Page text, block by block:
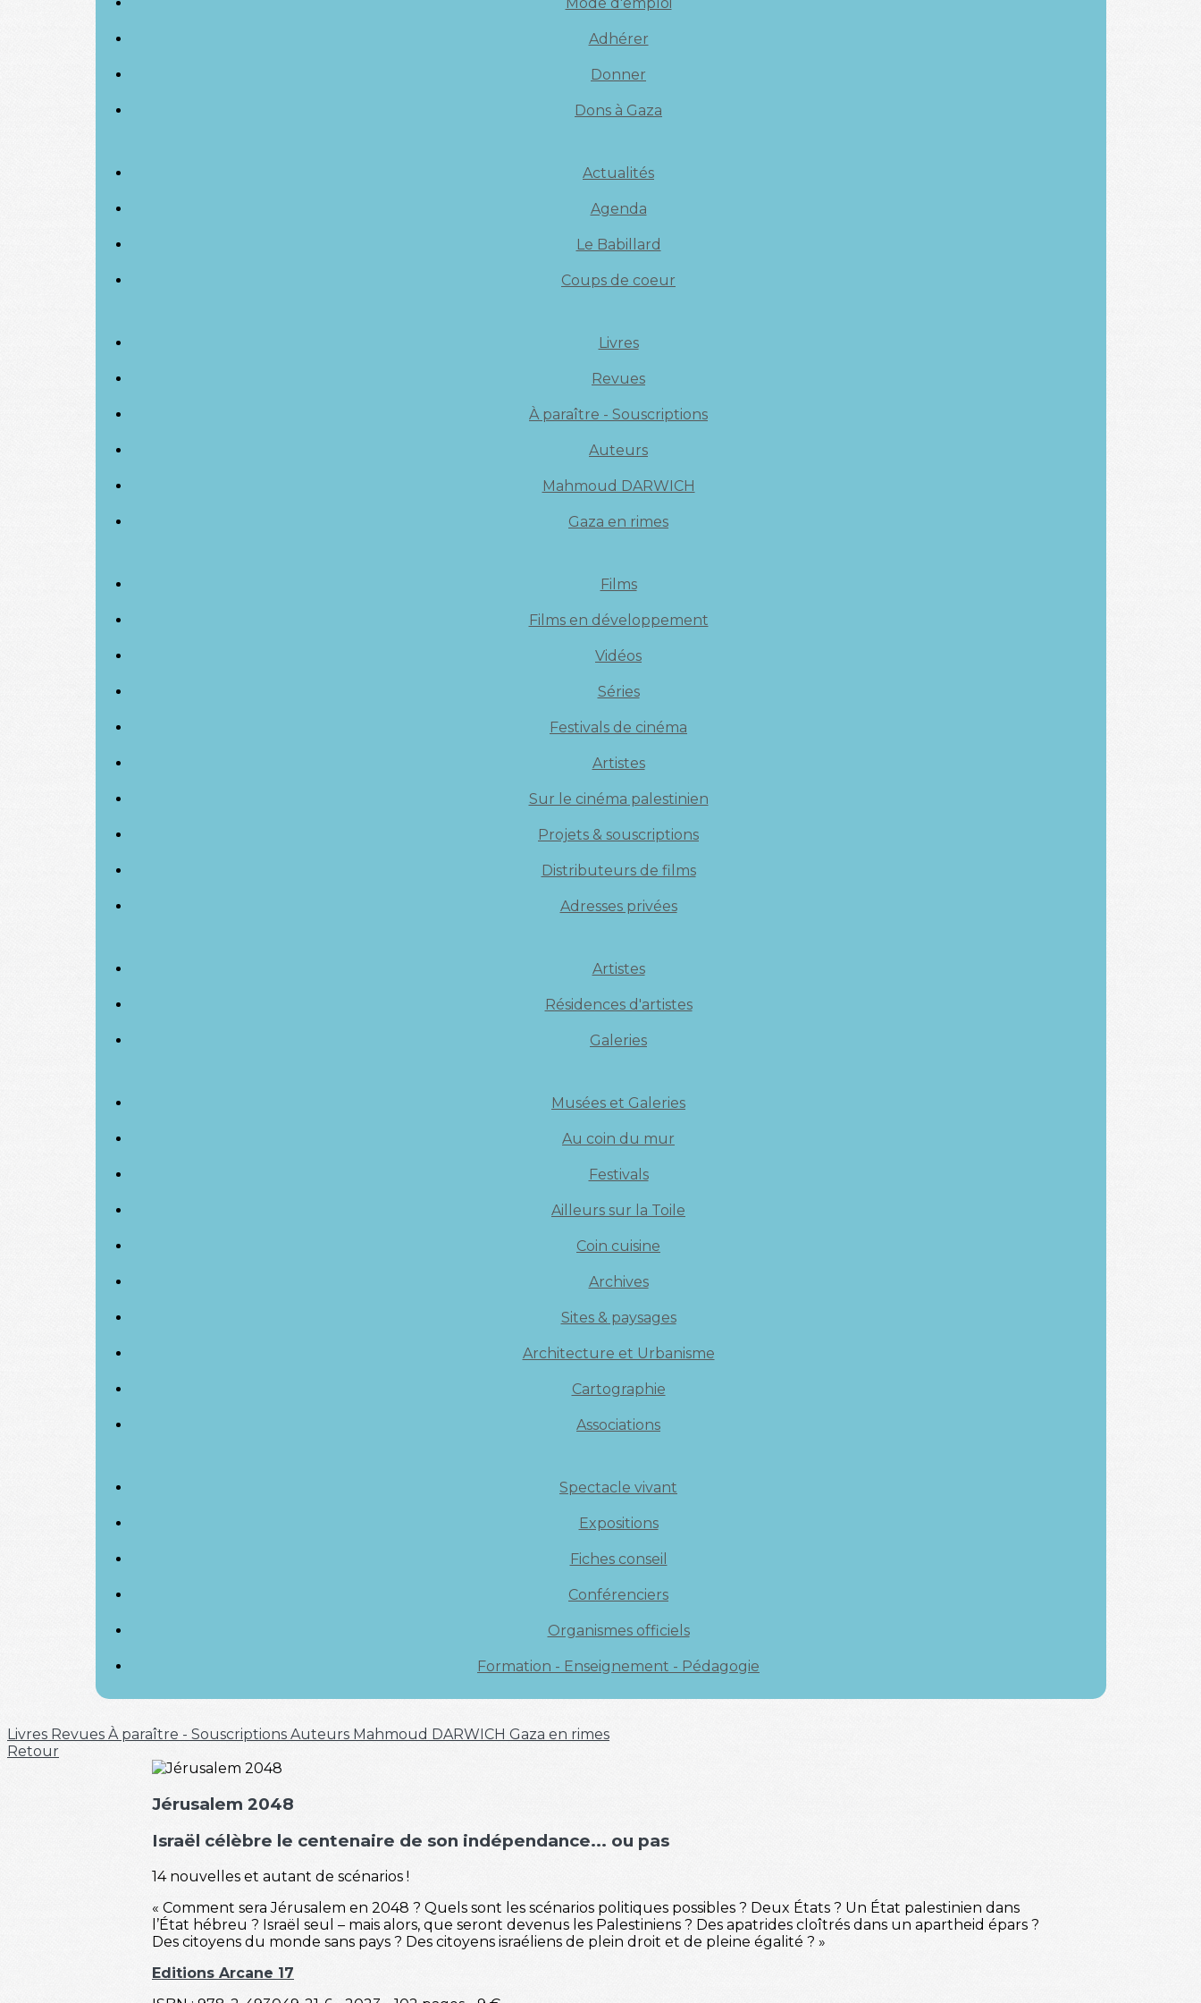
Adhérer
Donner
Dons à Gaza
Actualités
Agenda
Le Babillard
Coups de coeur
Livres
Revues
À paraître - Souscriptions
Auteurs
Mahmoud DARWICH
Gaza en rimes
Films
Films en développement
Vidéos
Séries
Festivals de cinéma
Artistes
Sur le cinéma palestinien
Projets & souscriptions
Distributeurs de films
Adresses privées
Artistes
Résidences d'artistes
Galeries
Musées et Galeries
Au coin du mur
Festivals
Ailleurs sur la Toile
Coin cuisine
Archives
Sites & paysages
Architecture et Urbanisme
Cartographie
Associations
Spectacle vivant
Expositions
Fiches conseil
Conférenciers
Organismes officiels
Formation - Enseignement - Pédagogie
Livres Revues À paraître - Souscriptions Auteurs Mahmoud DARWICH Gaza en rimes
Retour
Jérusalem 2048
Israël célèbre le centenaire de son indépendance... ou pas
14 nouvelles et autant de scénarios !
« Comment sera Jérusalem en 2048 ? Quels sont les scénarios politiques possibles ? Deux États ? Un État palestinien dans
l’État hébreu ? Israël seul – mais alors, que seront devenus les Palestiniens ? Des apatrides cloîtrés dans un apartheid épars ?
Des citoyens du monde sans pays ? Des citoyens israéliens de plein droit et de pleine égalité ? »
Editions Arcane 17